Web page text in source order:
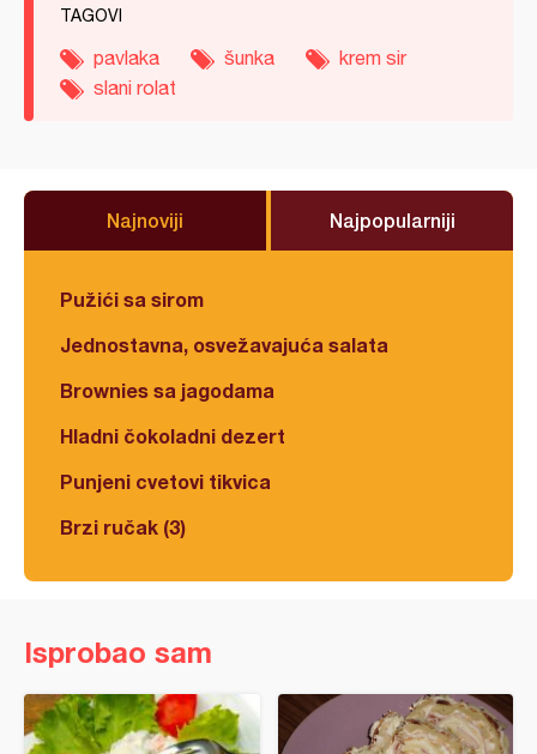
TAGOVI
pavlaka šunka
krem sir
slani rolat
Najnoviji Najpopularniji
Pužići sa sirom
Jednostavna, osvežavajuća salata
Brownies sa jagodama
Hladni čokoladni dezert
Punjeni cvetovi tikvica
Brzi ručak (3)
Isprobao sam